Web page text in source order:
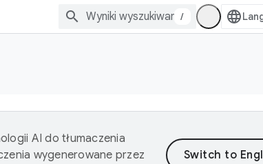
/
AI do tłumaczenia
wygenerowane przez